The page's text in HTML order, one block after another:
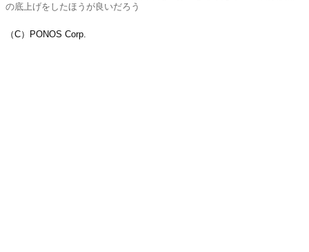
の底上げをしたほうが良いだろう
（C）PONOS Corp.